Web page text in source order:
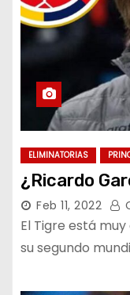
ELIMINATORIAS
¿Ricardo
Feb 11, 2022
El Tigre está
su segundo